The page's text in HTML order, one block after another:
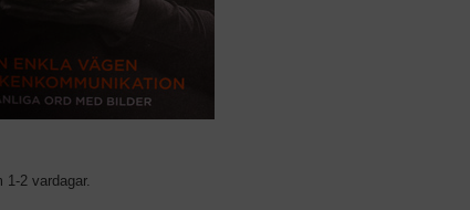
1-2 vardagar.